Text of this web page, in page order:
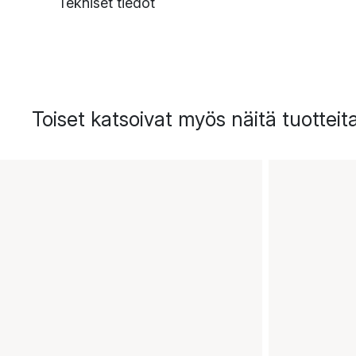
Toiset katsoivat myös näitä